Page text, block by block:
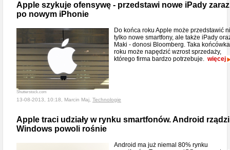
Apple szykuje ofensywę - przedstawi nowe iPady zaraz
po nowym iPhonie
Shutterstock.com
Do końca roku Apple może przedstawić
tylko nowe smartfony, ale także iPady
Maki - donosi Bloomberg. Taka końcówka
roku może napędzić wzrost sprzedaży,
którego firma bardzo potrzebuje. więcej
13-08-2013, 10:18, Marcin Maj, Technologie
Apple traci udziały w rynku smartfonów. Android
Windows powoli rośnie
Android ma już niemal 80% rynku